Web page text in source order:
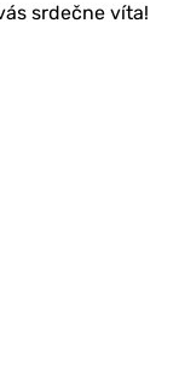
srdečne víta!